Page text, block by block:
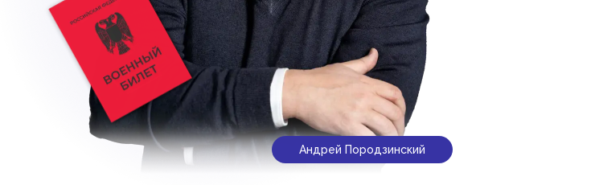
Андрей Породзинский